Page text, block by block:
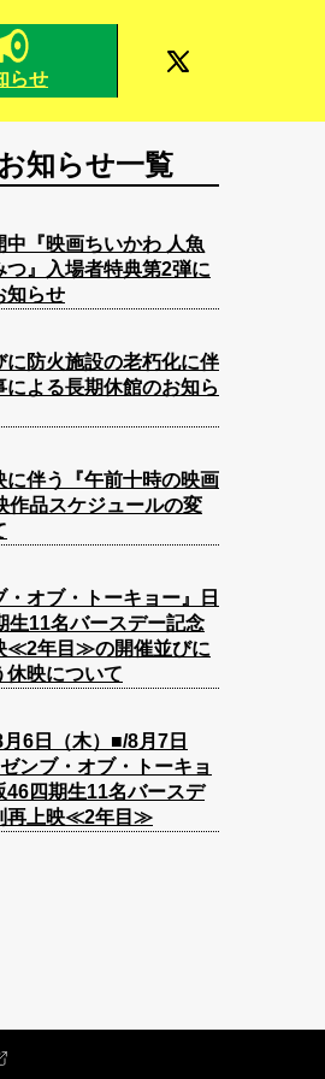
らせ
お知らせ一覧
中『映画ちいかわ 人魚
つ』入場者特典第2弾に
知らせ
に防火施設の老朽化に伴
による長期休館のお知ら
に伴う『午前十時の映画
作品スケジュールの変
・オブ・トーキョー』日
生11名バースデー記念
≪2年目≫の開催並びに
休映について
6日（木）■/8月7日
ゼンブ・オブ・トーキョ
46四期生11名バースデ
再上映≪2年目≫
のポイント付与条件一部
せ